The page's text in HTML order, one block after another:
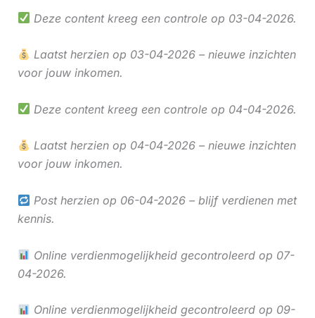
Deze content kreeg een controle op 03-04-2026.
Laatst herzien op 03-04-2026 – nieuwe inzichten
voor jouw inkomen.
Deze content kreeg een controle op 04-04-2026.
Laatst herzien op 04-04-2026 – nieuwe inzichten
voor jouw inkomen.
Post herzien op 06-04-2026 – blijf verdienen met
kennis.
Online verdienmogelijkheid gecontroleerd op 07-
04-2026.
Online verdienmogelijkheid gecontroleerd op 09-